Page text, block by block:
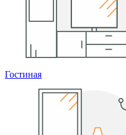
Гостиная